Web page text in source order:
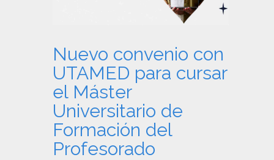
Nuevo convenio con
UTAMED para cursar
el Máster
Universitario de
Formación del
Profesorado